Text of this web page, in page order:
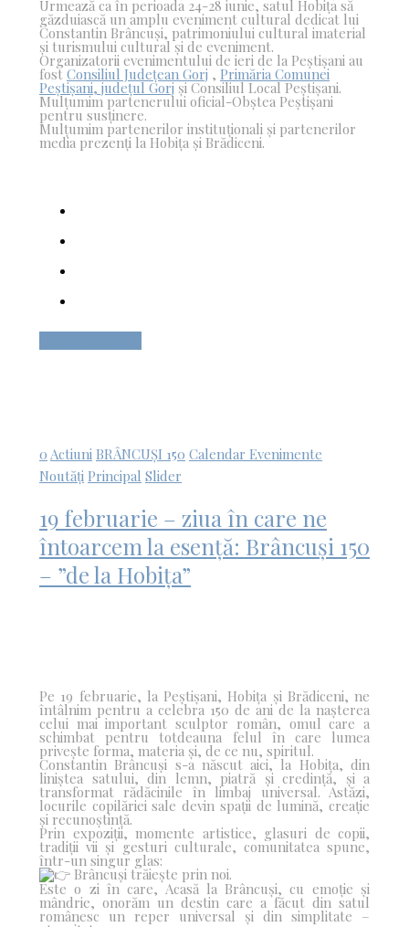
Urmează ca în perioada 24-28 iunie, satul Hobița să
găzduiască un amplu eveniment cultural dedicat lui
Constantin Brâncuși, patrimoniului cultural imaterial
și turismului cultural și de eveniment.
Organizatorii evenimentului de ieri de la Peștișani au
fost Consiliul Județean Gorj , Primăria Comunei
Peștișani, județul Gorjși Consiliul Local Peștișani.
Mulțumim partenerului oficial-Obștea Peștișani
pentru susținere.
Mulțumim partenerilor instituționali și partenerilor
media prezenți la Hobița și Brădiceni.
0 Actiuni BRÂNCUȘI 150 Calendar Evenimente
Noutăți Principal Slider
19 februarie – ziua în care ne
întoarcem la esență: Brâncuși 150
– ”de la Hobița”
Pe 19 februarie, la Peștișani, Hobița și Brădiceni, ne
întâlnim pentru a celebra 150 de ani de la nașterea
celui mai important sculptor român, omul care a
schimbat pentru totdeauna felul în care lumea
privește forma, materia și, de ce nu, spiritul.
Constantin Brâncuși s-a născut aici, la Hobița, din
liniștea satului, din lemn, piatră și credință, și a
transformat rădăcinile în limbaj universal. Astăzi,
locurile copilăriei sale devin spații de lumină, creație
și recunoștință.
Prin expoziții, momente artistice, glasuri de copii,
tradiții vii și gesturi culturale, comunitatea spune,
într-un singur glas:
Brâncuși trăiește prin noi.
Este o zi în care, Acasă la Brâncuși, cu emoție și
mândrie, onorăm un destin care a făcut din satul
românesc un reper universal și din simplitate –